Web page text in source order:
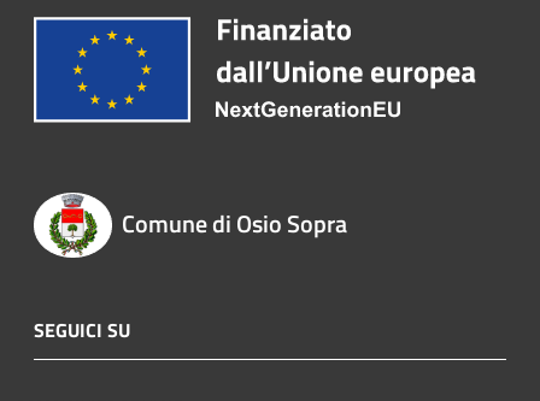
Comune di Osio Sopra
SEGUICI SU